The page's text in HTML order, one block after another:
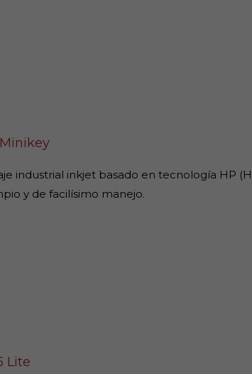
industrial inkjet basado en tecnología HP
y de facilísimo manejo.
Lite